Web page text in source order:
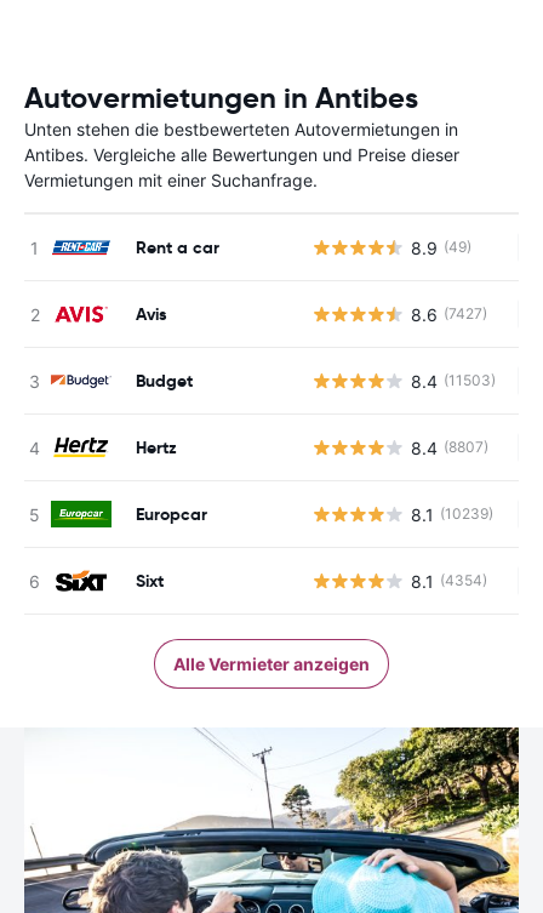
Autovermietungen in Antibes
Unten stehen die bestbewerteten Autovermietungen in
Antibes. Vergleiche alle Bewertungen und Preise dieser
Vermietungen mit einer Suchanfrage.
Rent a car 8.9 (49)
Avis 8.6 (7427)
Budget 8.4 (11503)
Hertz 8.4 (8807)
Europcar 8.1 (10239)
Sixt 8.1 (4354)
Alle Vermieter anzeigen